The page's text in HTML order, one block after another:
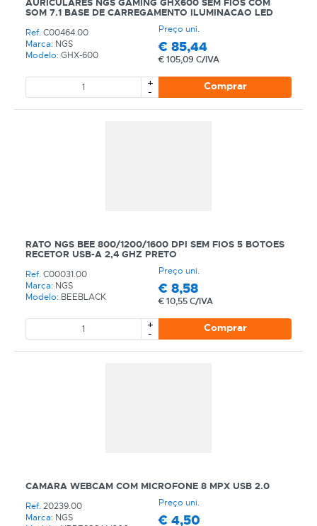
SOM 7.1 BASE DE CARREGAMENTO ILUMINACAO LED
Ref. C00464.00
Marca: NGS
Modelo: GHX-600
Preço uni.
€ 85,44
€105,09 C/IVA
+
- Comprar
RATO NGS BEE 800/1200/1600 DPI SEM FIOS 5 BOTOES
RECETOR USB-A 2,4 GHZ PRETO
Ref. C00031.00
Marca: NGS
Modelo: BEEBLACK
Preço uni.
€ 8,58
€10,55 C/IVA
+
- Comprar
CAMARA WEBCAM COM MICROFONE 8 MPX USB 2.0
Ref. 20239.00
Marca: NGS
Preço uni.
€ 4,50
CATEGORIA
REF